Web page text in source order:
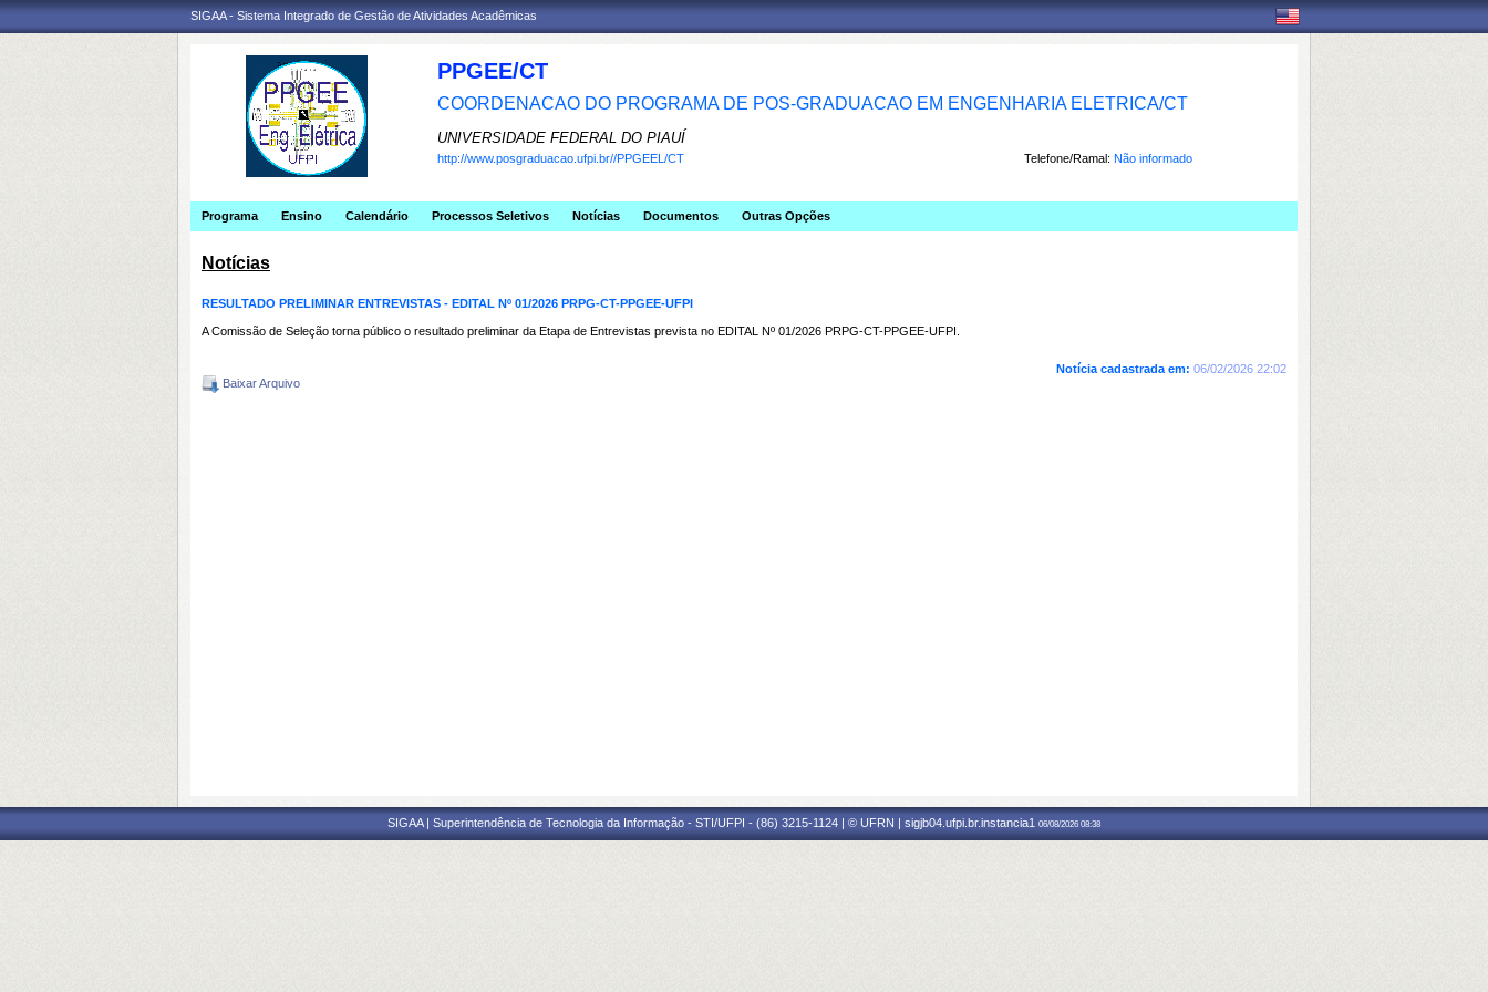
SIGAA - Sistema Integrado de Gestão de Atividades Acadêmicas
PPGEE/CT
COORDENACAO DO PROGRAMA DE POS-GRADUACAO EM ENGENHARIA ELETRICA/CT
UNIVERSIDADE FEDERAL DO PIAUÍ
Telefone/Ramal: Não informado
http://www.posgraduacao.ufpi.br//PPGEEL/CT
Programa Ensino Calendário Processos Seletivos Notícias Documentos Outras Opções
Notícias
RESULTADO PRELIMINAR ENTREVISTAS - EDITAL Nº 01/2026 PRPG-CT-PPGEE-UFPI
A Comissão de Seleção torna público o resultado preliminar da Etapa de Entrevistas prevista no EDITAL Nº 01/2026 PRPG-CT-PPGEE-UFPI.
Notícia cadastrada em: 06/02/2026 22:02
Baixar Arquivo
SIGAA | Superintendência de Tecnologia da Informação - STI/UFPI - (86) 3215-1124 | © UFRN | sigjb04.ufpi.br.instancia1 06/08/2026 08:38